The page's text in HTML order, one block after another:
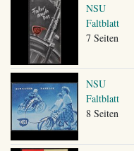
NSU
Faltblatt
7 Seiten
NSU
Faltblatt
8 Seiten